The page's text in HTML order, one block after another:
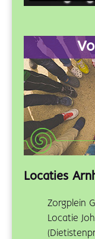
Locaties
Zorgplein
Locatie